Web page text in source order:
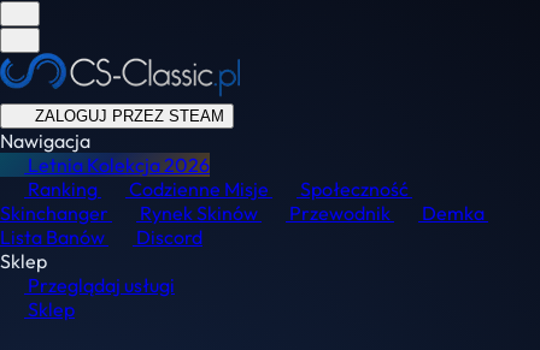
ZALOGUJ PRZEZ STEAM
Nawigacja
Letnia Kolekcja2026
Ranking
Codzienne Misje
Społeczność
Skinchanger
Rynek Skinów Przewodnik
Demka
Lista Banów
Discord
Sklep
Przeglądaj usługi
Sklep